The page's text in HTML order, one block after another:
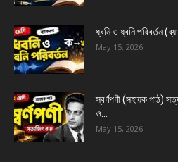
ধ্বনি ও ধ্বনি পরিবর্তন
May 15, 2026
স্বর্ণপণী (সহায়ক পাঠ)
ও...
May 15, 2026